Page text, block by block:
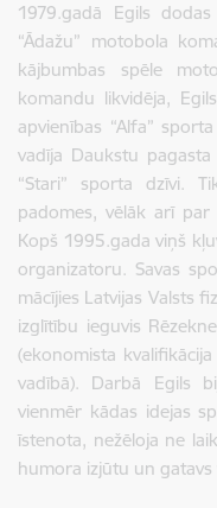
1979.gadā Egils
“Ādažu” motobola
kājbumbas spēle
komandu likvidēja,
apvienības “Alfa”
vadīja Daukstu
“Stari” sporta dzīvi.
padomes, vēlāk arī
Kopš 1995.gada viņš
organizatoru. Savas
mācījies Latvijas Valsts
izglītību ieguvis
(ekonomista
vadībā). Darbā Egils
vienmēr kādas idejas
īstenota, nežēloja ne
humora izjūtu un gatavs